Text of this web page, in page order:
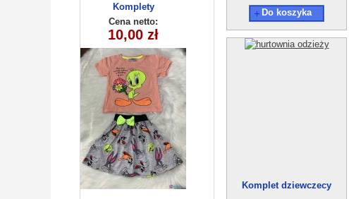
Komplety
dziecięce (1-4
) 4szt
Cena netto:
10,00 zł
Do koszyka
Komplet dziewczecy